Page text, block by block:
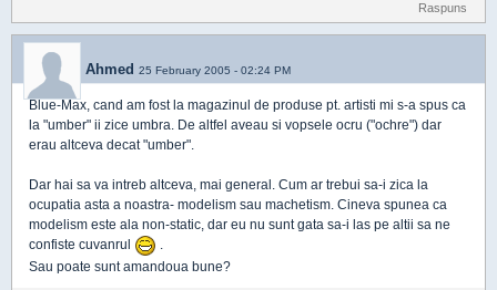
Raspuns
Ahmed 25 February 2005 - 02:24 PM
Blue-Max, cand am fost la magazinul de produse pt. artisti mi s-a spus ca
la "umber" ii zice umbra. De altfel aveau si vopsele ocru ("ochre") dar
erau altceva decat "umber".
Dar hai sa va intreb altceva, mai general. Cum ar trebui sa-i zica la
ocupatia asta a noastra- modelism sau machetism. Cineva spunea ca
modelism este ala non-static, dar eu nu sunt gata sa-i las pe altii sa ne
confiste cuvanrul
.
Sau poate sunt amandoua bune?